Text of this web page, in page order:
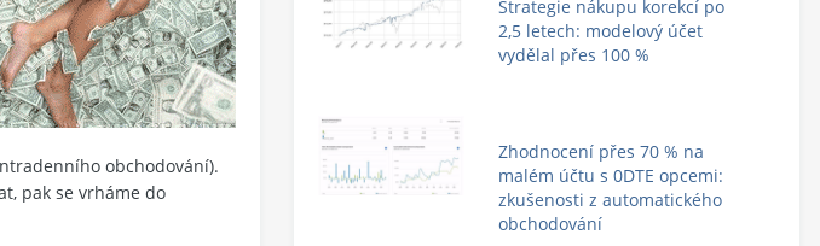
obchodování).
pak se vrháme do
Strategie nákupu korekcí po
2,5 letech: modelový účet
vydělal přes 100 %
Zhodnocení přes 70 % na
malém účtu s 0DTE opcemi:
zkušenosti z automatického
obchodování